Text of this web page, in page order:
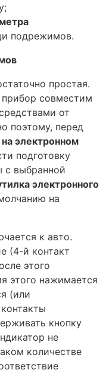
подрежимов.
простая.
совместим
от
поэтому, перед
электронном
подготовку
с выбранной
электронного
на
к авто.
(4-й контакт
этого
этого нажимается
(или
кнопку
не
количестве